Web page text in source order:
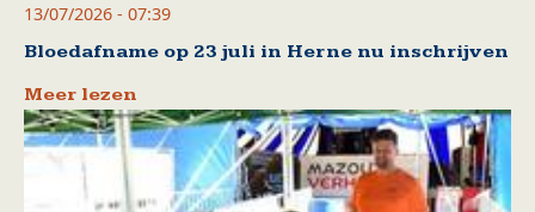
13/07/2026 - 07:39
Bloedafname op 23 juli in Herne nu inschrijven
Meer lezen